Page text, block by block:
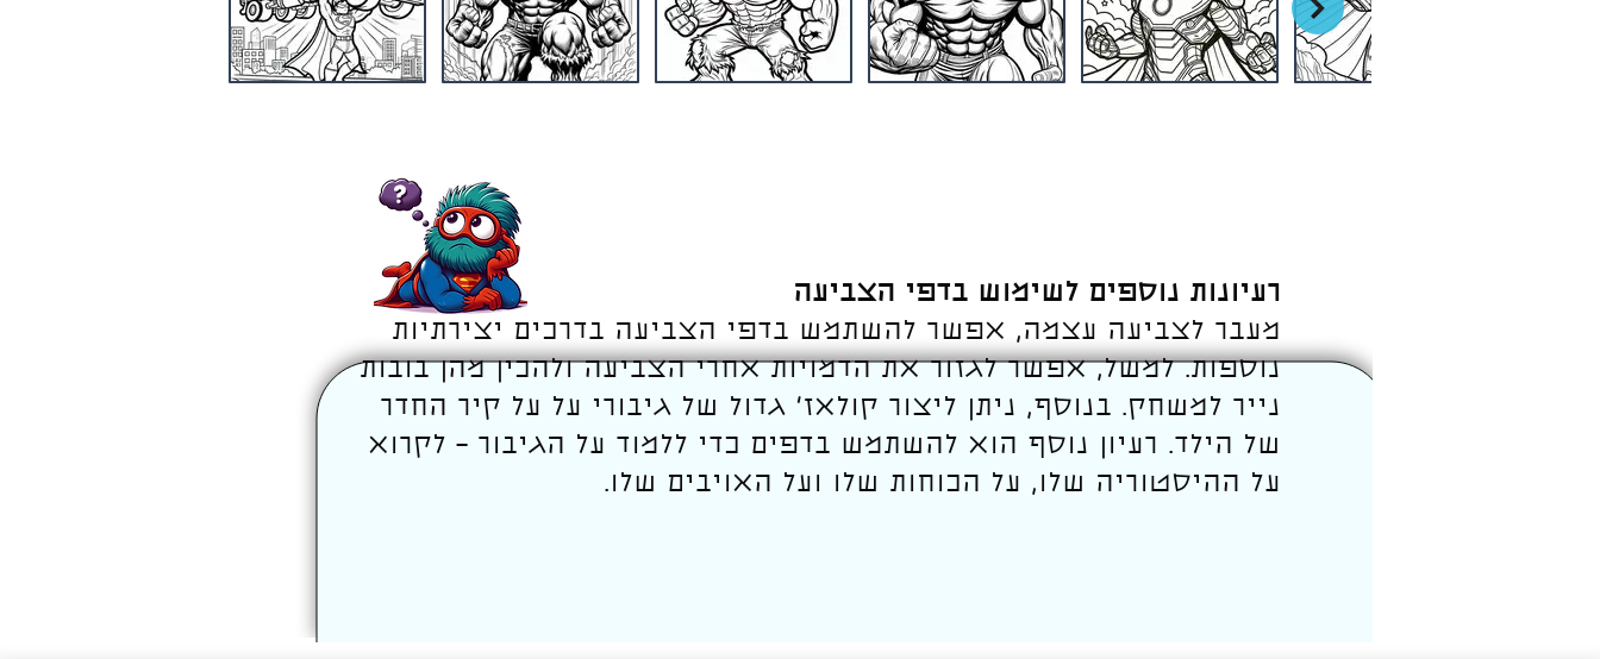
רעיונות נוספים לשימוש בדפי הצביעה
מעבר לצביעה עצמה, אפשר להשתמש בדפי הצביעה בדרכים יצירתיות
נוספות. למשל, אפשר לגזור את הדמויות אחרי הצביעה ולהכין מהן בובות
נייר למשחק. בנוסף, ניתן ליצור קולאז' גדול של גיבורי על על קיר החדר
של הילד. רעיון נוסף הוא להשתמש בדפים כדי ללמוד על הגיבור – לקרוא
על ההיסטוריה שלו, על הכוחות שלו ועל האויבים שלו.